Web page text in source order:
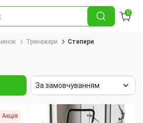
0
Тренажери Степери
За замовчуванням
Акція